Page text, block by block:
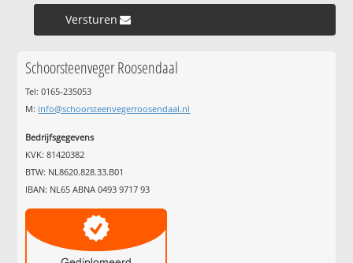
Versturen »
Schoorsteenveger Roosendaal
Tel: 0165-235053
M: info@schoorsteenvegerroosendaal.nl
Bedrijfsgegevens
KVK: 81420382
BTW: NL8620.828.33.B01
IBAN: NL65 ABNA 0493 9717 93